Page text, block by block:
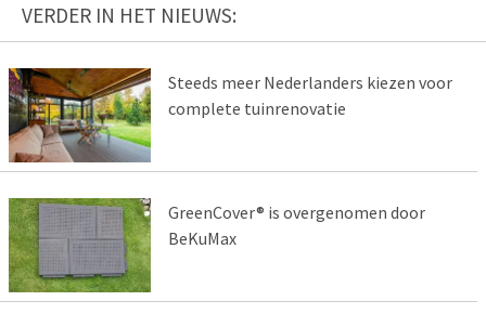
VERDER IN HET NIEUWS:
Steeds meer Nederlanders kiezen voor
complete tuinrenovatie
GreenCover® is overgenomen door
BeKuMax